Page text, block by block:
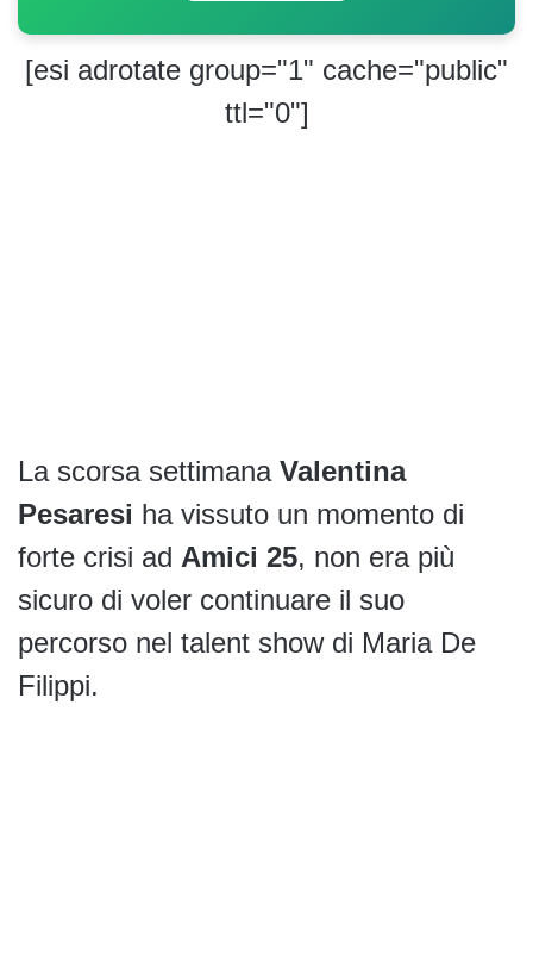
[esi adrotate group="1" cache="public"
ttl="0"]
La scorsa settimana Valentina
Pesaresi ha vissuto un momento di
forte crisi ad Amici 25, non era più
sicuro di voler continuare il suo
percorso nel talent show di Maria De
Filippi.